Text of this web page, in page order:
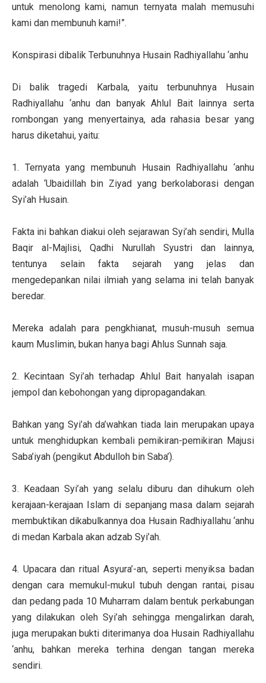
untuk menolong kami, namun ternyata malah memusuhi
kami dan membunuh kami!”.
Konspirasi dibalik Terbunuhnya Husain Radhiyallahu ‘anhu
Di balik tragedi Karbala, yaitu terbunuhnya Husain
Radhiyallahu ‘anhu dan banyak Ahlul Bait lainnya serta
rombongan yang menyertainya, ada rahasia besar yang
harus diketahui, yaitu:
1. Ternyata yang membunuh Husain Radhiyallahu ‘anhu
adalah ‘Ubaidillah bin Ziyad yang berkolaborasi dengan
Syi’ah Husain.
Fakta ini bahkan diakui oleh sejarawan Syi’ah sendiri, Mulla
Baqir al-Majlisi, Qadhi Nurullah Syustri dan lainnya,
tentunya selain fakta sejarah yang jelas dan
mengedepankan nilai ilmiah yang selama ini telah banyak
beredar.
Mereka adalah para pengkhianat, musuh-musuh semua
kaum Muslimin, bukan hanya bagi Ahlus Sunnah saja.
2. Kecintaan Syi’ah terhadap Ahlul Bait hanyalah isapan
jempol dan kebohongan yang dipropagandakan.
Bahkan yang Syi’ah da’wahkan tiada lain merupakan upaya
untuk menghidupkan kembali pemikiran-pemikiran Majusi
Saba’iyah (pengikut Abdulloh bin Saba’).
3. Keadaan Syi’ah yang selalu diburu dan dihukum oleh
kerajaan-kerajaan Islam di sepanjang masa dalam sejarah
membuktikan dikabulkannya doa Husain Radhiyallahu ‘anhu
di medan Karbala akan adzab Syi’ah.
4. Upacara dan ritual Asyura’-an, seperti menyiksa badan
dengan cara memukul-mukul tubuh dengan rantai, pisau
dan pedang pada 10 Muharram dalam bentuk perkabungan
yang dilakukan oleh Syi’ah sehingga mengalirkan darah,
juga merupakan bukti diterimanya doa Husain Radhiyallahu
‘anhu, bahkan mereka terhina dengan tangan mereka
sendiri.